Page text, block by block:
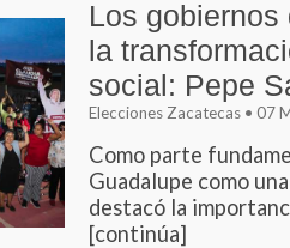
Los gobiernos
la
social: Pepe
Elecciones Zacatecas • 07
Como parte
Guadalupe como
destacó la
[continúa]